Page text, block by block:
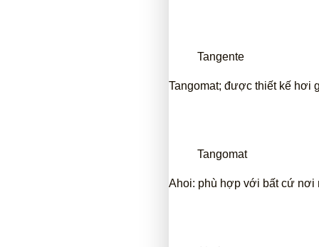
Tangente
Tangomat; được thiết kế hơi
Tangomat
Ahoi: phù hợp với bất cứ nơi